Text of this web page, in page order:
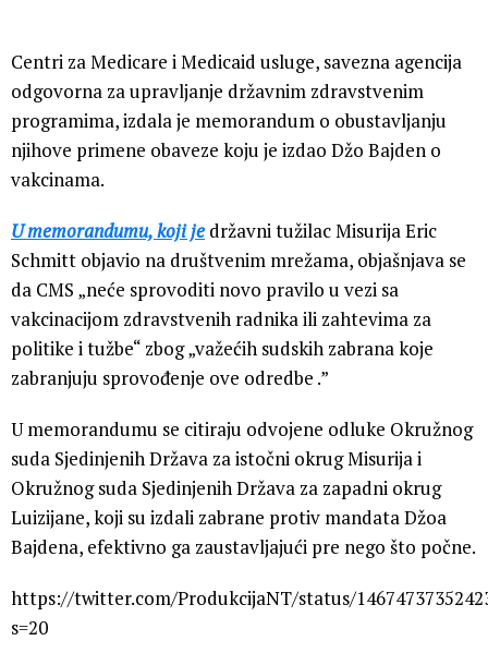
Centri za Medicare i Medicaid usluge, savezna agencija
odgovorna za upravljanje državnim zdravstvenim
programima, izdala je memorandum o obustavljanju
njihove primene obaveze koju je izdao Džo Bajden o
vakcinama.
U memorandumu, koji je državni tužilac Misurija Eric
Schmitt objavio na društvenim mrežama, objašnjava se
da CMS „neće sprovoditi novo pravilo u vezi sa
vakcinacijom zdravstvenih radnika ili zahtevima za
politike i tužbe“ zbog „važećih sudskih zabrana koje
zabranjuju sprovođenje ove odredbe .”
U memorandumu se citiraju odvojene odluke Okružnog
suda Sjedinjenih Država za istočni okrug Misurija i
Okružnog suda Sjedinjenih Država za zapadni okrug
Luizijane, koji su izdali zabrane protiv mandata Džoa
Bajdena, efektivno ga zaustavljajući pre nego što počne.
https://twitter.com/ProdukcijaNT/status/
s=20